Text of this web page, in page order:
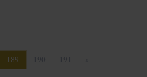
Pagina
189